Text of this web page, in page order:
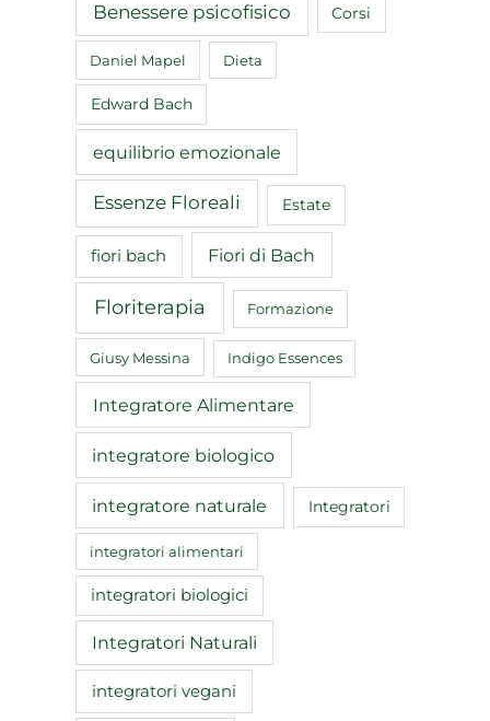
Benessere psicofisico Corsi
Daniel Mapel Dieta
Edward Bach
equilibrio emozionale
Essenze Floreali Estate
fiori bach Fiori di Bach
Floriterapia Formazione
Giusy Messina Indigo Essences
Integratore Alimentare
integratore biologico
integratore naturale Integratori
integratori alimentari
integratori biologici
Integratori Naturali
integratori vegani